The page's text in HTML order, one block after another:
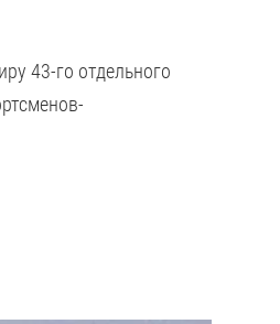
43-го отдельного